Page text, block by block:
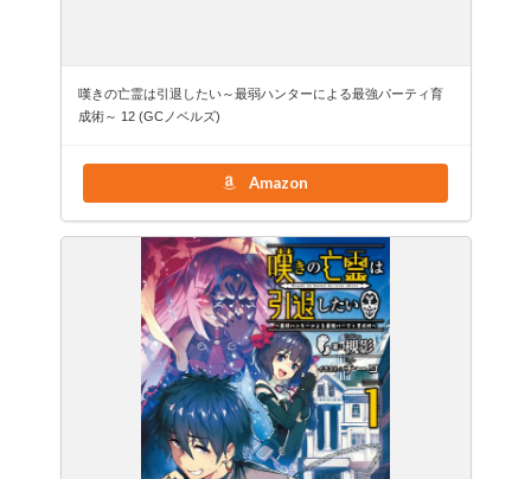
嘆きの亡霊は引退したい～最弱ハンターによる最強パーティ育
成術～ 12 (GCノベルズ)
Amazon